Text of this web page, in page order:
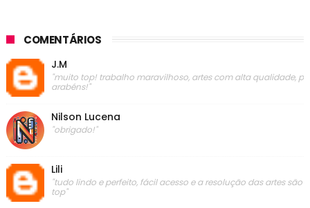
COMENTÁRIOS
J.M
"muito top! trabalho maravilhoso, artes com alta qualidade, p
arabéns!"
Nilson Lucena
"obrigado!"
Lili
"tudo lindo e perfeito, fácil acesso e a resolução das artes são
top"